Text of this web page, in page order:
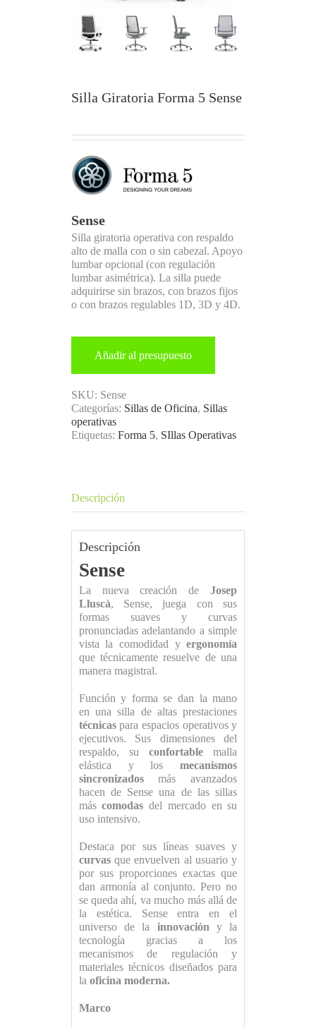
Silla Giratoria Forma 5 Sense
Sense
Silla giratoria operativa con respaldo
alto de malla con o sin cabezal. Apoyo
lumbar opcional (con regulación
lumbar asimétrica). La silla puede
adquirirse sin brazos, con brazos fijos
o con brazos regulables 1D, 3D y 4D.
Añadir al presupuesto
SKU: Sense
Categorías: Sillas de Oficina, Sillas
operativas
Etiquetas: Forma 5, SIllas Operativas
Descripción
Descripción
Sense
La nueva creación deJosep
Lluscà, Sense, juega con sus
formas suaves y curvas
pronunciadas adelantando a simple
vista la comodidad yergonomía
que técnicamente resuelve de una
manera magistral.
Función y forma se dan la mano
en una silla de altas prestaciones
técnicaspara espacios operativos y
ejecutivos. Sus dimensiones del
respaldo, suconfortable malla
elástica y losmecanismos
sincronizadosmás avanzados
hacen de Sense una de las sillas
máscomodas del mercado en su
uso intensivo.
Destaca por sus líneas suaves y
curvasque envuelven al usuario y
por sus proporciones exactas que
dan armonía al conjunto. Pero no
se queda ahí, va mucho más allá de
la estética. Sense entra en el
universo de la innovación y la
tecnología gracias a los
mecanismos de regulación y
materiales técnicos diseñados para
la oficina moderna.
Marco